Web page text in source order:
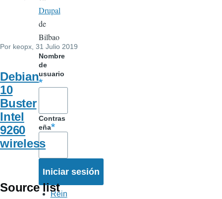
Por keopx, 31 Julio 2019
Debian
10
Buster
Intel
9260
wireless
Source list
Drupal
de
Bilbao
Nombre
de
usuario
Contras
eña
Rein